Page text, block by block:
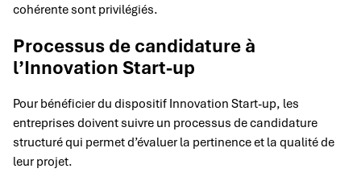
cohérente sont privilégiés.
Processus de candidature à
l’Innovation Start-up
Pour bénéficier du dispositif Innovation Start-up, les
entreprises doivent suivre un processus de candidature
structuré qui permet d’évaluer la pertinence et la qualité de
leur projet.